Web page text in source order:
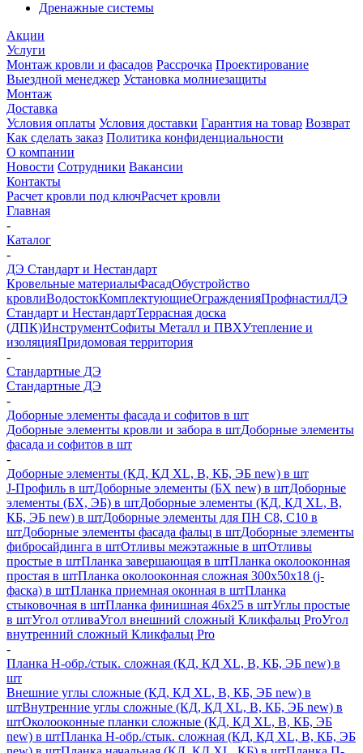
Дренажные системы
Акции
Услуги
Монтаж кровли и фасадов Рассрочка Проектирование
Выездной менеджер Установка молниезащиты
Монтаж
Доставка
Условия оплаты Условия доставки Гарантия на товар Возврат
Как сделать заказ Политика конфиденциальности
О компании
Новости Сотрудники Вакансии
Контакты
Расчет кровли под ключРасчет кровли
Главная
-
Каталог
-
ДЭ Стандарт и Нестандарт
Кровельные материалыФасадОбустройство
кровлиВодостокКомплектующиеОгражденияПрофнастилДЭ
Стандарт и НестандартТеррасная доска
(ДПК)ИнструментСофиты Металл и ПВХУтепление и
изоляцияПридомовая территория
-
Стандартные ДЭ
Стандартные ДЭ
-
Доборные элементы фасада и софитов в шт
Доборные элементы кровли и забора в штДоборные элементы
фасада и софитов в шт
-
Доборные элементы (КД, КД XL, В, КБ, ЭБ new) в шт
J-Профиль в штДоборные элементы (БХ new) в штДоборные
элементы (БХ, ЭБ) в штДоборные элементы (КД, КД XL, В,
КБ, ЭБ new) в штДоборные элементы для ПН С8, С10 в
штДоборные элементы фасада фальц в штДоборные элементы
фибросайдинга в штОтливы межэтажные в штОтливы
простые в штПланка завершающая в штПланка околооконная
простая в штПланка околооконная сложная 300х50х18 (j-
фаска) в штПланка приемная оконная в штПланка
стыковочная в штПланка финишная 46х25 в штУглы простые
в штУгол отливаУгол внешний сложный Кликфальц ProУгол
внутренний сложный Кликфальц Pro
-
Планка H-обр./стык. сложная (КД, КД XL, В, КБ, ЭБ new) в
шт
Внешние углы сложные (КД, КД XL, В, КБ, ЭБ new) в
штВнутренние углы сложные (КД, КД XL, В, КБ, ЭБ new) в
штОколооконные планки сложные (КД, КД XL, В, КБ, ЭБ
new) в штПланка H-обр./стык. сложная (КД, КД XL, В, КБ, ЭБ